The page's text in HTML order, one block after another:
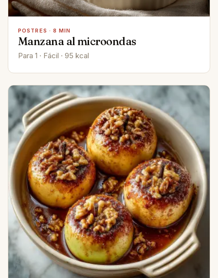
POSTRES · 8 MIN
Manzana al microondas
Para 1 · Fácil · 95 kcal